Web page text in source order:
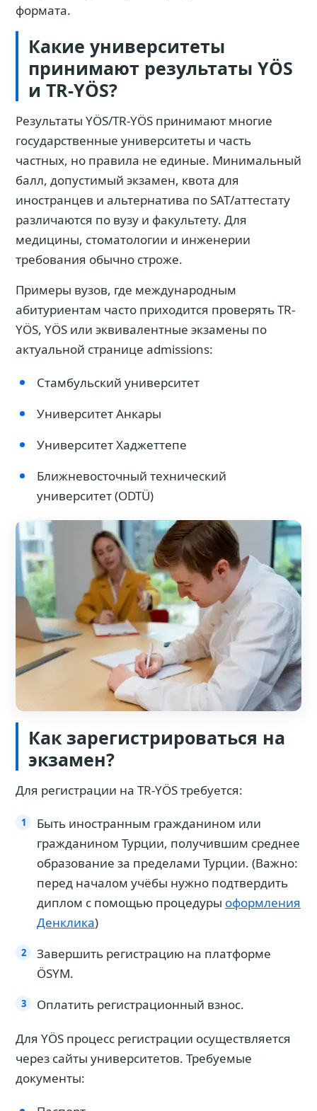
формата.
Какие университеты
принимают результаты YÖS
и TR-YÖS?
Результаты YÖS/TR-YÖS принимают многие
государственные университеты и часть
частных, но правила не единые. Минимальный
балл, допустимый экзамен, квота для
иностранцев и альтернатива по SAT/аттестату
различаются по вузу и факультету. Для
медицины, стоматологии и инженерии
требования обычно строже.
Примеры вузов, где международным
абитуриентам часто приходится проверять TR-
YÖS, YÖS или эквивалентные экзамены по
актуальной странице admissions:
Стамбульский университет
Университет Анкары
Университет Хаджеттепе
Ближневосточный технический
университет (ODTÜ)
Как зарегистрироваться на
экзамен?
Для регистрации на TR-YÖS требуется:
Быть иностранным гражданином или
гражданином Турции, получившим среднее
образование за пределами Турции. (Важно:
перед началом учёбы нужно подтвердить
диплом с помощью процедуры оформления
Денклика)
Завершить регистрацию на платформе
ÖSYM.
Оплатить регистрационный взнос.
Для YÖS процесс регистрации осуществляется
через сайты университетов. Требуемые
документы: